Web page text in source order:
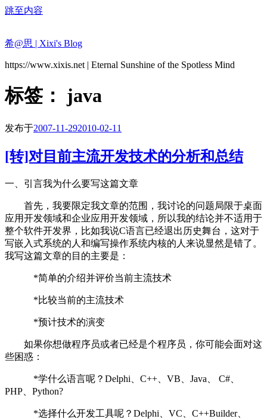
跳至内容
希@思 | Xixi's Blog
https://www.xixis.net | Eternal Sunshine of the Spotless Mind
标签： java
发布于2007-11-292010-02-11
[转]对目前主流开发技术的分析和总结
一、引言我为什么要写这篇文章
首先，我要限定我文章的范围，我讨论的问题局限于桌面
应用开发领域和企业应用开发领域，所以我的结论并不适用于
整个软件开发界，比如我说C语言已经退出历史舞台，这对于
写嵌入式系统的人和编写操作系统内核的人来说显然是错了。
我写这篇文章的目的主要是：
*简单的介绍并评价当前主流技术
*比较当前的主流技术
*预计技术的演变
如果你想做程序员或者已经是个程序员，你可能会面对这
些困惑：
*学什么语言呢？Delphi、C++、VB、Java、 C#、
PHP、Python?
*选择什么开发工具呢？Delphi、VC、C++Builder、